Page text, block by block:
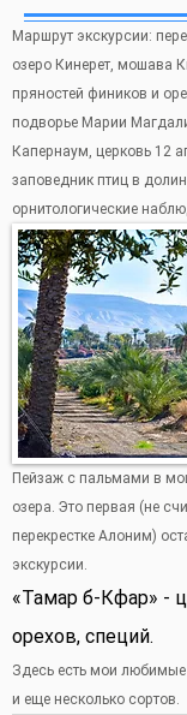
Маршрут экскурсии:
озеро Кинерет, мошава
пряностей фиников и
подворье Марии
Капернаум, церковь 12
заповедник птиц в
орнитологические
Пейзаж с пальмами в
озера. Это первая (не
перекрестке Алоним)
экскурсии.
«Тамар б-Кфар» -
орехов, специй.
Здесь есть мои
и еще несколько сортов.